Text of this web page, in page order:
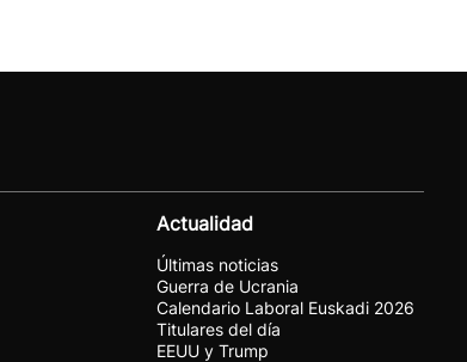
Actualidad
Últimas noticias
Guerra de Ucrania
Calendario Laboral Euskadi 2026
Titulares del día
EEUU y Trump